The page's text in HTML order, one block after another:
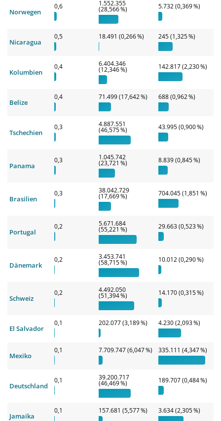
Norwegen
0,6 1.552.355
(28,566 %) 5.732 (0,369 %)
Nicaragua
0,5 18.491 (0,266 %) 245 (1,325 %)
Kolumbien
0,4 6.404.346
(12,346 %) 142.817 (2,230 %)
Belize
0,4 71.499 (17,642 %) 688 (0,962 %)
Tschechien
0,3 4.887.551
(46,575 %) 43.995 (0,900 %)
Panama
0,3 1.045.742
(23,721 %) 8.839 (0,845 %)
Brasilien
0,3 38.042.729
(17,669 %) 704.045 (1,851 %)
Portugal
0,2 5.671.684
(55,221 %) 29.663 (0,523 %)
Dänemark
0,2 3.453.741
(58,715 %) 10.012 (0,290 %)
Schweiz
0,2 4.492.050
(51,394 %) 14.170 (0,315 %)
El Salvador
0,1 202.077 (3,189 %) 4.230 (2,093 %)
Mexiko
0,1 7.709.747 (6,047 %) 335.111 (4,347 %)
Deutschland
0,1 39.200.717
(46,469 %) 189.707 (0,484 %)
Jamaika
0,1 157.681 (5,577 %) 3.634 (2,305 %)